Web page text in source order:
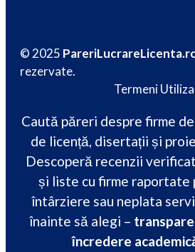
© 2025
rezervate.
Termeni
Caută păreri despre firme
de licență, disertații și
Descoperă recenzii
și liste cu firme raportate
întârziere sau neplata
înainte să alegi –
încredere